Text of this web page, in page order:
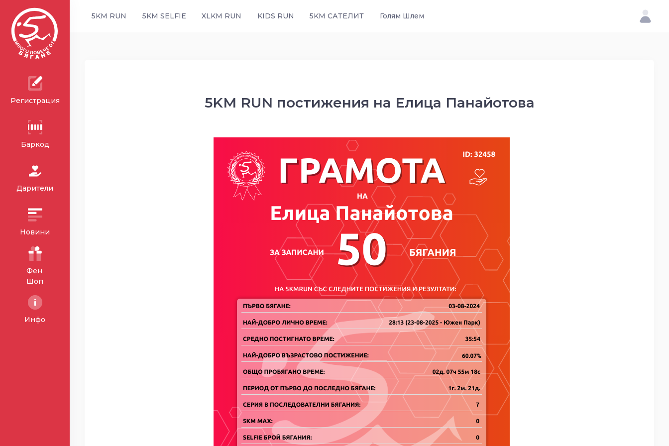
Регистрация
Баркод
Дарители
Новини
Фен
Шоп
Инфо
5KM RUN 5KM SELFIE XLKM RUN KIDS RUN 5KM САТЕЛИТ Голям Шлем
5KM RUN постижения на Елица Панайотова